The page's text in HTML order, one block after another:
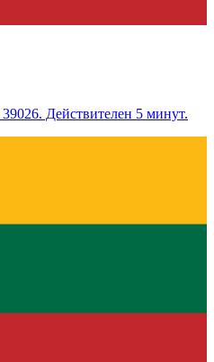
Действителен 5 минут.